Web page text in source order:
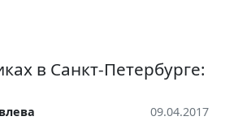
в Санкт-Петербурге:
Людмила Звоник